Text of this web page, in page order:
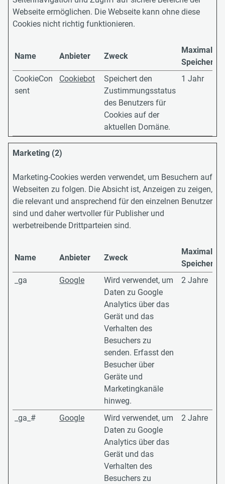
Webseite ermöglichen. Die Webseite kann ohne diese
Cookies nicht richtig funktionieren.
Name Anbieter Zweck
Maximale
CookieCon
sent
Cookiebot
Speichert den
Zustimmungsstatus
des Benutzers für
Cookies auf der
aktuellen Domäne.
1 Jahr
Marketing (2)
Marketing-Cookies werden verwendet, um Besuchern auf
Webseiten zu folgen. Die Absicht ist, Anzeigen zu zeigen,
die relevant und ansprechend für den einzelnen Benutzer
sind und daher wertvoller für Publisher und
werbetreibende Drittparteien sind.
Name Anbieter Zweck
Maximale
_ga
Google
Wird verwendet, um
Daten zu Google
Analytics über das
Gerät und das
Verhalten des
Besuchers zu
senden. Erfasst den
Besucher über
Geräte und
Marketingkanäle
hinweg.
2 Jahre
_ga_# Google
Wird verwendet, um
Daten zu Google
Analytics über das
Gerät und das
Verhalten des
Besuchers zu
2 Jahre